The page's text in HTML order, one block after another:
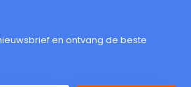
en ontvang de beste